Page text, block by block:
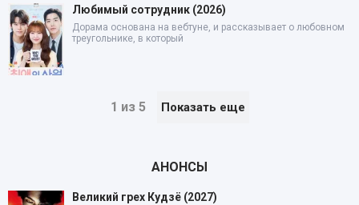
Любимый сотрудник (2026)
Дорама основана на вебтуне, и рассказывает о любовном
треугольнике, в который
1 из 5 Показать еще
АНОНСЫ
Великий грех Кудзё (2027)